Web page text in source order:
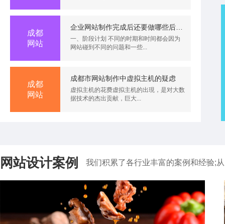
成都
网站
一、阶段计划 不同的时期和时间都会因为
网站碰到不同的问题和一些...
成都
网站
成都市网站制作中虚拟主机的疑虑
虚拟主机的花费虚拟主机的出現，是对大数
据技术的杰出贡献，巨大...
网站设计案例 我们积累了各行业丰富的案例和经验;